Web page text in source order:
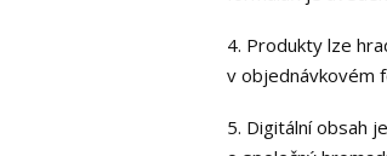
4. Produkty lze
v objednávkovém
5. Digitální obsah